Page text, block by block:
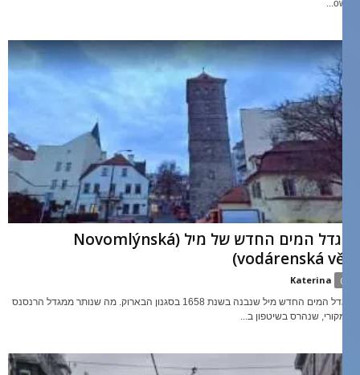
מגדל המים החדש של מיל (Novomlýnská
vodárenská věž)
Katerina
מגדל המים החדש מיל שנבנה בשנת 1658 בסגנון הבארוק. מה שנותר ממגדל הרנסנס
המקורי, שנהרס בשיטפון ב...